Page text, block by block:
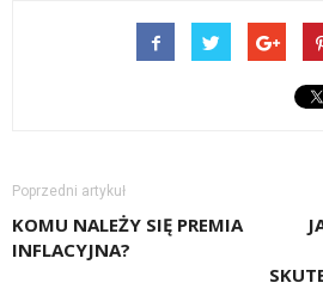
Poprzedni artykuł
KOMU NALEŻY SIĘ PREMIA
INFLACYJNA?